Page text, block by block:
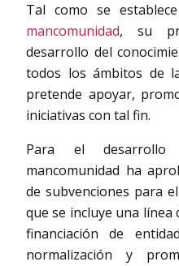
Tal como se
mancomunidad, su
desarrollo del
todos los ámbitos de
pretende apoyar,
iniciativas con tal fin.
Para el
mancomunidad ha
de subvenciones para
que se incluye una línea
financiación de
normalización y